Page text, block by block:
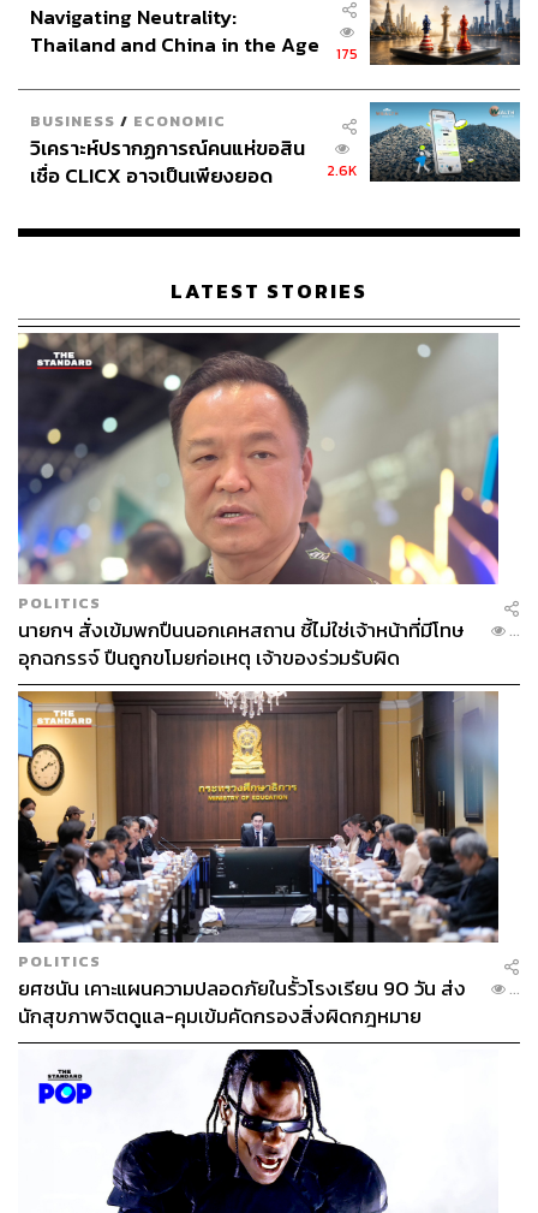
Navigating Neutrality:
Thailand and China in the Age
175
BUSINESS / ECONOMIC
วิเคราะห์ปรากฏการณ์คนแห่ขอสิน
เชื่อ CLICX อาจเป็นเพียงยอด
เรือนไทยที่ถูกซุกไว้
2.6K
LATEST STORIES
POLITICS
นายกฯ สั่งเข้มพกปืนนอกเคหสถาน ชี้ไม่ใช่เจ้าหน้าที่มีโทษ
อุกฉกรรจ์ ปืนถูกขโมยก่อเหตุ เจ้าของร่วมรับผิด
...
POLITICS
ยศชนัน เคาะแผนความปลอดภัยในรั้วโรงเรียน 90 วัน ส่ง
นักสุขภาพจิตดูแล-คุมเข้มคัดกรองสิ่งผิดกฎหมาย
...